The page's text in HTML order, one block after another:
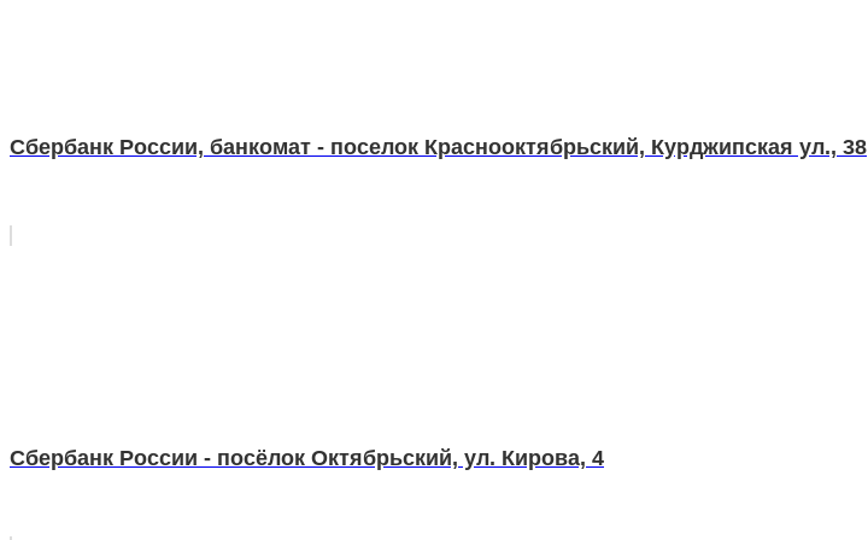
Сбербанк России, банкомат - поселок Краснооктябрьский, Курджипская ул., 38
Сбербанк России - посёлок Октябрьский, ул. Кирова, 4